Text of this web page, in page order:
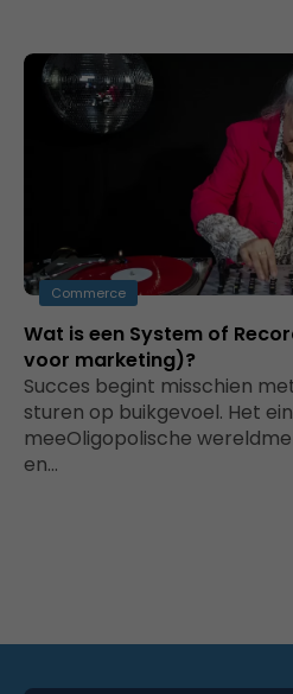
Commerce
Wat is een System of
voor marketing)?
Succes begint misschien
sturen op buikgevoel. Het
meeOligopolische
en…